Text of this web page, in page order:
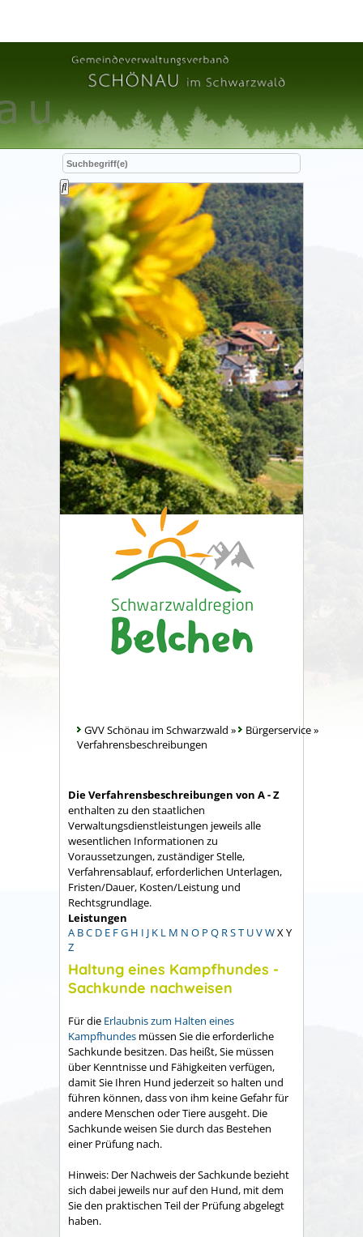
GVV Schönau im Schwarzwald » Bürgerservice»
Verfahrensbeschreibungen
Die Verfahrensbeschreibungen von A - Z
enthalten zu den staatlichen
Verwaltungsdienstleistungen jeweils alle
wesentlichen Informationen zu
Voraussetzungen, zuständiger Stelle,
Verfahrensablauf, erforderlichen Unterlagen,
Fristen/Dauer, Kosten/Leistung und
Rechtsgrundlage.
Leistungen
A BC D E FG H I J K L M N O P Q RST UVWX Y
Z
Haltung eines Kampfhundes -
Sachkunde nachweisen
Für die Erlaubnis zum Halten eines
Kampfhundes müssen Sie die erforderliche
Sachkunde besitzen. Das heißt, Sie müssen
über Kenntnisse und Fähigkeiten verfügen,
damit Sie Ihren Hund jederzeit so halten und
führen können, dass von ihm keine Gefahr für
andere Menschen oder Tiere ausgeht. Die
Sachkunde weisen Sie durch das Bestehen
einer Prüfung nach.
Hinweis: Der Nachweis derSachkunde bezieht
sich dabei jeweils nur auf den Hund, mit dem
Sie den praktischen Teil der Prüfung abgelegt
haben.